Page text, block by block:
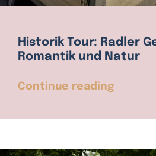
Historik Tour: Radler
Romantik und Natur
Continue reading